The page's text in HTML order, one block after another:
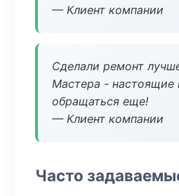
— Клиент компании
Сделали ремонт
Мастера - настоящие
обращаться еще!
— Клиент компании
Часто